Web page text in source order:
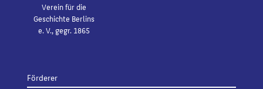
Verein für die
Geschichte Berlins
e. V., gegr. 1865
Förderer